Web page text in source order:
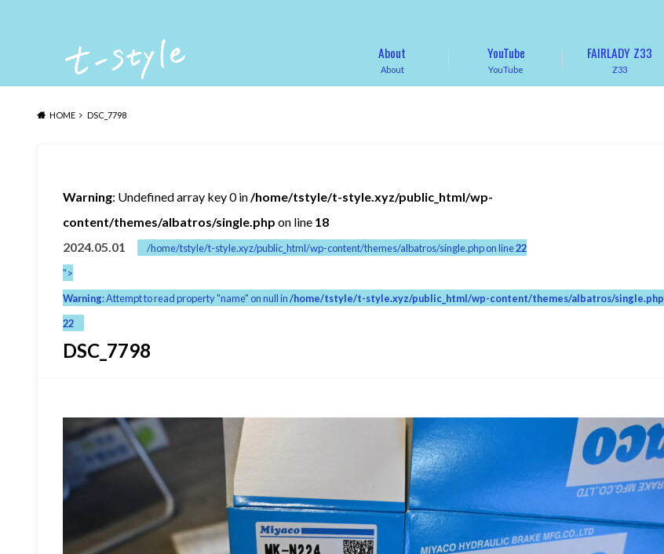
About
About
YouTube
YouTube
Z33
FAIRLADY Z33
HOME DSC_7798
Warning: Undefined array key 0 in/home/tstyle/t-style.xyz/public_html/wp-
content/themes/albatros/single.php on line 18
2024.05.01
/home/tstyle/t-style.xyz/public_html/wp-content/themes/albatros/single.php on line22
">
Warning: Attempt to read property "name" on null in /home/tstyle/t-style.xyz/public_html/wp-content/themes/albatros/single.php
22
DSC_7798